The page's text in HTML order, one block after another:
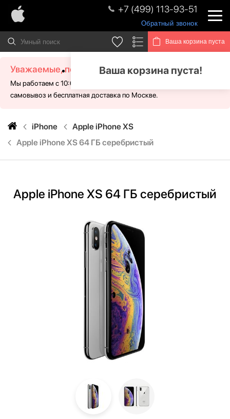
+7 (499) 113-93-51
Обратный звонок
Ваша корзина пуста
Ваша корзина пуста!
Уважаемые, посетители!
Мы работаем с 10:00 - 21:00 без выходных. Для Вас доступен
самовывоз и бесплатная доставка по Москве.
iPhone
Apple iPhone XS
Apple iPhone XS 64 ГБ серебристый
Apple iPhone XS 64 ГБ серебристый